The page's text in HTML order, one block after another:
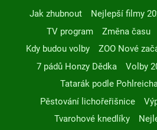
Jak zhubnout Nejlepší filmy
TV program
Změna času
Kdy budou volby
ZOO Nové
7 pádů Honzy Dědka
Volby
Tatarák podle
Pěstování lichořeřišnice
Tvarohové knedlíky